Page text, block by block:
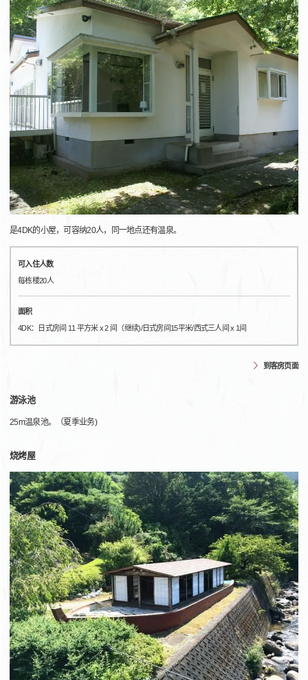
是4DK的小屋，可容纳20人，同一地点还有温泉。
可入住人数
每栋楼20人
面积
4DK：日式房间 11 平方米 x 2 间（继续)/日式房间15平米/西式三人间 x 1间
到客房页面
游泳池
25m温泉池。（夏季业务)
烧烤屋